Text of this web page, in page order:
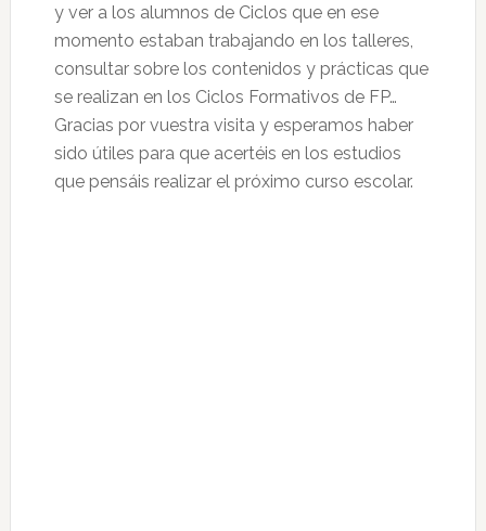
y ver a los alumnos de Ciclos que en ese
momento estaban trabajando en los talleres,
consultar sobre los contenidos y prácticas que
se realizan en los Ciclos Formativos de FP…
Gracias por vuestra visita y esperamos haber
sido útiles para que acertéis en los estudios
que pensáis realizar el próximo curso escolar.